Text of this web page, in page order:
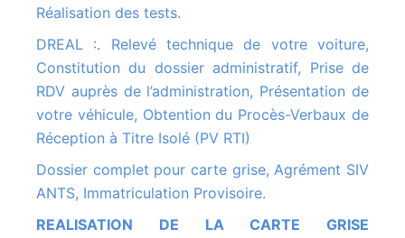
Réalisation des tests.
DREAL :. Relevé technique de votre voiture,
Constitution du dossier administratif, Prise de
RDV auprès de l’administration, Présentation de
votre véhicule, Obtention du Procès-Verbaux de
Réception à Titre Isolé (PV RTI)
Dossier complet pour carte grise, Agrément SIV
ANTS, Immatriculation Provisoire.
REALISATION DE LA CARTE GRISE